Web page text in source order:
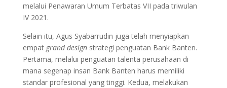
melalui Penawaran Umum Terbatas VII pada triwulan
IV 2021.
Selain itu, Agus Syabarrudin juga telah menyiapkan
empat grand designstrategi penguatan Bank Banten.
Pertama, melalui penguatan talenta perusahaan di
mana segenap insan Bank Banten harus memiliki
standar profesional yang tinggi. Kedua, melakukan